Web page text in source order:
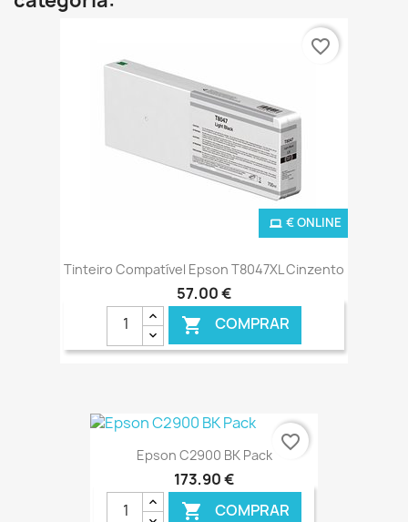
Tinteiro Compatível Epson T8047XL Cinzento
57,00 €
 COMPRAR
€ ONLINE
favorite_border
Epson C2900 BK Pack
173,90 €
 COMPRAR
favorite_border